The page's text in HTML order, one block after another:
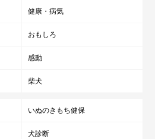
健康・病気
おもしろ
感動
柴犬
いぬのきもち健保
犬診断